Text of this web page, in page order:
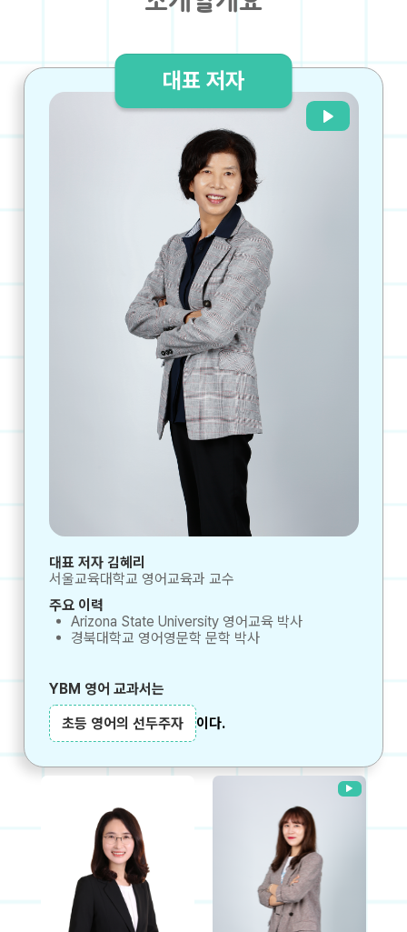
대표 저자 김혜리
서울교육대학교 영어교육과 교수
주요 이력
Arizona State University 영어교육 박사
경북대학교 영어영문학 문학 박사
YBM 영어 교과서는
초등 영어의 선두주자
이다.